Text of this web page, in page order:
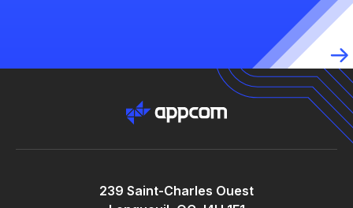
239 Saint-Charles Ouest